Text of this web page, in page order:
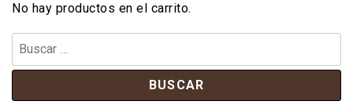
No hay productos en el carrito.
Buscar: